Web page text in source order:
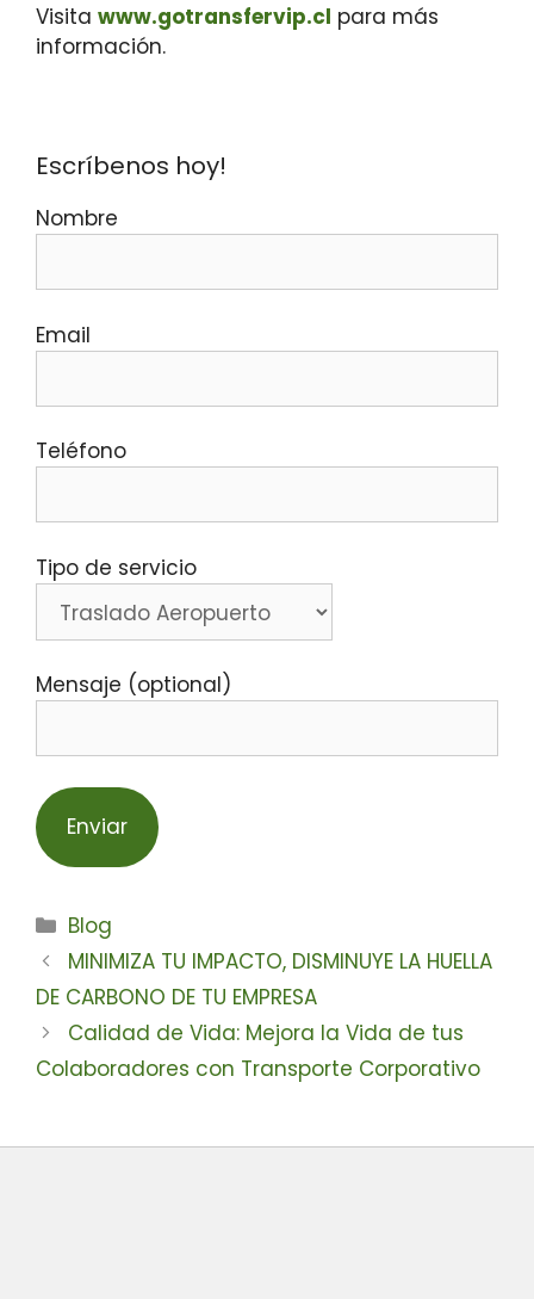
Visita www.gotransfervip.cl para más
información.
Escríbenos hoy!
Nombre
Email
Teléfono
Tipo de servicio
Mensaje (optional)
Blog
MINIMIZA TU IMPACTO, DISMINUYE LA HUELLA
DE CARBONO DE TU EMPRESA
Calidad de Vida: Mejora la Vida de tus
Colaboradores con Transporte Corporativo